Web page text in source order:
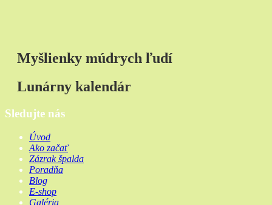
Myšlienky múdrych ľudí
Lunárny kalendár
Sledujte nás
Úvod
Ako začať
Zázrak špalda
Poradňa
Blog
E-shop
Galéria